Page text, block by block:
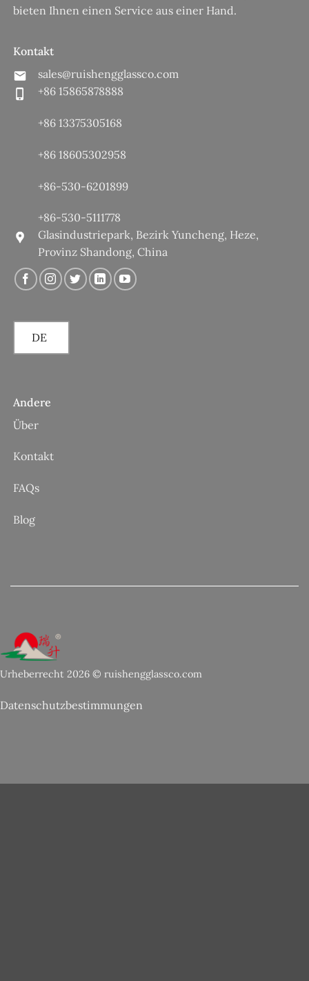
bieten Ihnen einen Service aus einer Hand.
Kontakt
sales@ruishengglassco.com
+86 15865878888
+86 13375305168
+86 18605302958
+86-530-6201899
+86-530-5111778
Glasindustriepark, Bezirk Yuncheng, Heze,
Provinz Shandong, China
DE
Andere
Über
Kontakt
FAQs
Blog
Urheberrecht 2026 © ruishengglassco.com
Datenschutzbestimmungen